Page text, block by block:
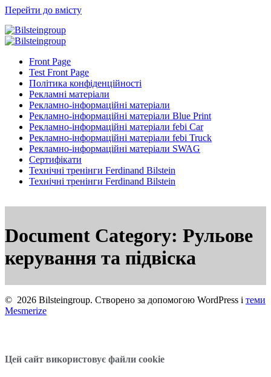
Перейти до вмісту
Front Page
Test Front Page
Політика конфіденційності
Рекламні матеріали
Рекламно-інформаційні матеріали
Рекламно-інформаційні матеріали Blue Print
Рекламно-інформаційні матеріали febi Car
Рекламно-інформаційні матеріали febi Truck
Рекламно-інформаційні матеріали SWAG
Сертифікати
Технічні тренінги Ferdinand Bilstein
Технічні тренінги Ferdinand Bilstein
Document Category: Рульове
керування та підвіска
© 2026 Bilsteingroup. Створено за допомогою WordPress і теми
Mesmerize
Цей сайт використовує файли cookie